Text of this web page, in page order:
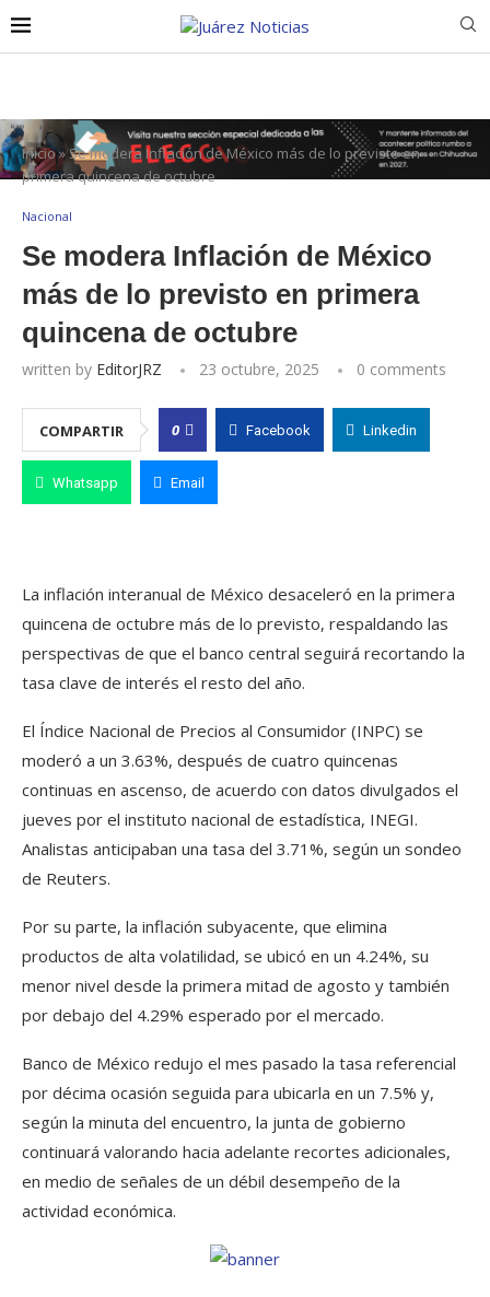
Inicio»Se modera Inflación de México más de lo previsto en
primera quincena de octubre
Nacional
Se modera Inflación de México
más de lo previsto en primera
quincena de octubre
written by EditorJRZ 23 octubre, 2025 0 comments
COMPARTIR 0 Facebook Linkedin
Whatsapp Email
La inflación interanual de México desaceleró en la primera
quincena de octubre más de lo previsto, respaldando las
perspectivas de que el banco central seguirá recortando la
tasa clave de interés el resto del año.
El Índice Nacional de Precios al Consumidor (INPC) se
moderó a un 3.63%, después de cuatro quincenas
continuas en ascenso, de acuerdo con datos divulgados el
jueves por el instituto nacional de estadística, INEGI.
Analistas anticipaban una tasa del 3.71%, según un sondeo
de Reuters.
Por su parte, la inflación subyacente, que elimina
productos de alta volatilidad, se ubicó en un 4.24%, su
menor nivel desde la primera mitad de agosto y también
por debajo del 4.29% esperado por el mercado.
Banco de México redujo el mes pasado la tasa referencial
por décima ocasión seguida para ubicarla en un 7.5% y,
según la minuta del encuentro, la junta de gobierno
continuará valorando hacia adelante recortes adicionales,
en medio de señales de un débil desempeño de la
actividad económica.